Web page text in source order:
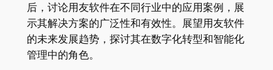
后，讨论用友软件在不同行业中的应用案例，展
示其解决方案的广泛性和有效性。展望用友软件
的未来发展趋势，探讨其在数字化转型和智能化
管理中的角色。